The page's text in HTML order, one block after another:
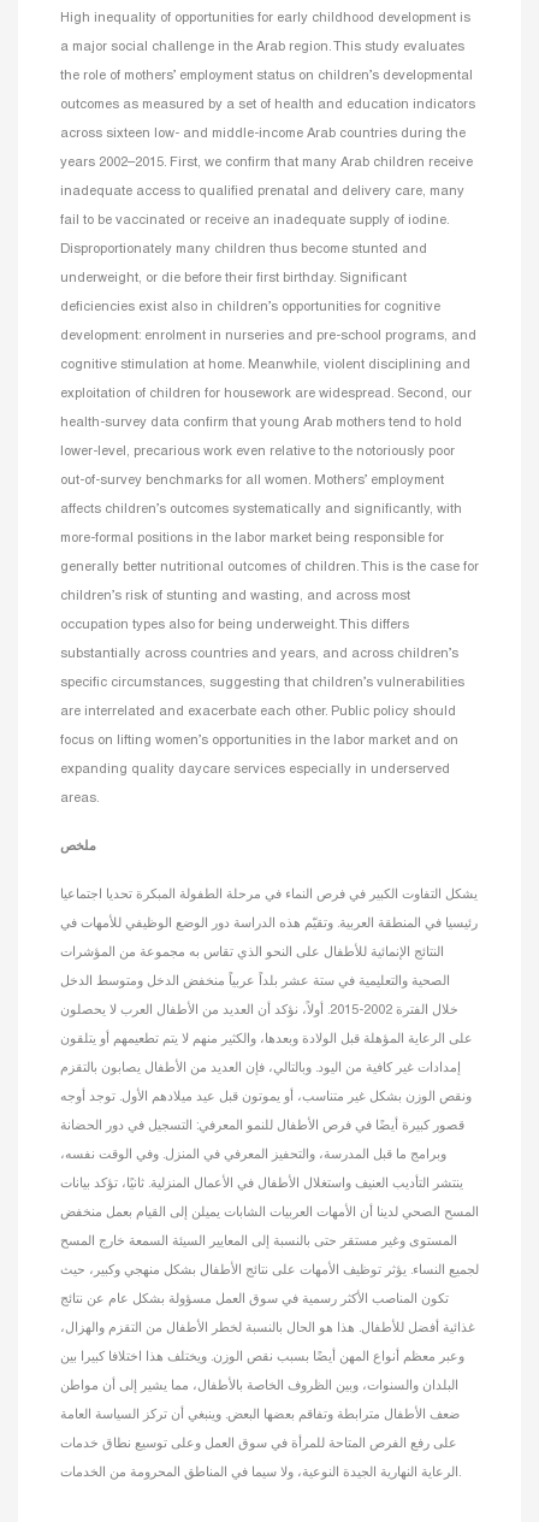
High inequality of opportunities for early childhood development is
a major social challenge in the Arab region. This study evaluates
the role of mothers’ employment status on children’s developmental
outcomes as measured by a set of health and education indicators
across sixteen low- and middle-income Arab countries during the
years 2002–2015. First, we confirm that many Arab children receive
inadequate access to qualified prenatal and delivery care, many
fail to be vaccinated or receive an inadequate supply of iodine.
Disproportionately many children thus become stunted and
underweight, or die before their first birthday. Significant
deficiencies exist also in children’s opportunities for cognitive
development: enrolment in nurseries and pre-school programs, and
cognitive stimulation at home. Meanwhile, violent disciplining and
exploitation of children for housework are widespread. Second, our
health-survey data confirm that young Arab mothers tend to hold
lower-level, precarious work even relative to the notoriously poor
out-of-survey benchmarks for all women. Mothers’ employment
affects children’s outcomes systematically and significantly, with
more-formal positions in the labor market being responsible for
generally better nutritional outcomes of children. This is the case for
children’s risk of stunting and wasting, and across most
occupation types also for being underweight. This differs
substantially across countries and years, and across children’s
specific circumstances, suggesting that children’s vulnerabilities
are interrelated and exacerbate each other. Public policy should
focus on lifting women’s opportunities in the labor market and on
expanding quality daycare services especially in underserved
areas.
ملخص
يشكل التفاوت الكبير في فرص النماء في مرحلة الطفولة المبكرة تحديا اجتماعيا
رئيسيا في المنطقة العربية. وتقيّم هذه الدراسة دور الوضع الوظيفي للأمهات في
النتائج الإنمائية للأطفال على النحو الذي تقاس به مجموعة من المؤشرات
الصحية والتعليمية في ستة عشر بلداً عربياً منخفض الدخل ومتوسط الدخل
خلال الفترة 2002-2015. أولاً، نؤكد أن العديد من الأطفال العرب لا يحصلون
على الرعاية المؤهلة قبل الولادة وبعدها، والكثير منهم لا يتم تطعيمهم أو يتلقون
إمدادات غير كافية من اليود. وبالتالي، فإن العديد من الأطفال يصابون بالتقزم
ونقص الوزن بشكل غير متناسب، أو يموتون قبل عيد ميلادهم الأول. توجد أوجه
قصور كبيرة أيضًا في فرص الأطفال للنمو المعرفي: التسجيل في دور الحضانة
وبرامج ما قبل المدرسة، والتحفيز المعرفي في المنزل. وفي الوقت نفسه،
ينتشر التأديب العنيف واستغلال الأطفال في الأعمال المنزلية. ثانيًا، تؤكد بيانات
المسح الصحي لدينا أن الأمهات العربيات الشابات يميلن إلى القيام بعمل منخفض
المستوى وغير مستقر حتى بالنسبة إلى المعايير السيئة السمعة خارج المسح
لجميع النساء. يؤثر توظيف الأمهات على نتائج الأطفال بشكل منهجي وكبير، حيث
تكون المناصب الأكثر رسمية في سوق العمل مسؤولة بشكل عام عن نتائج
غذائية أفضل للأطفال. هذا هو الحال بالنسبة لخطر الأطفال من التقزم والهزال،
وعبر معظم أنواع المهن أيضًا بسبب نقص الوزن. ويختلف هذا اختلافا كبيرا بين
البلدان والسنوات، وبين الظروف الخاصة بالأطفال، مما يشير إلى أن مواطن
ضعف الأطفال مترابطة وتفاقم بعضها البعض. وينبغي أن تركز السياسة العامة
على رفع الفرص المتاحة للمرأة في سوق العمل وعلى توسيع نطاق خدمات